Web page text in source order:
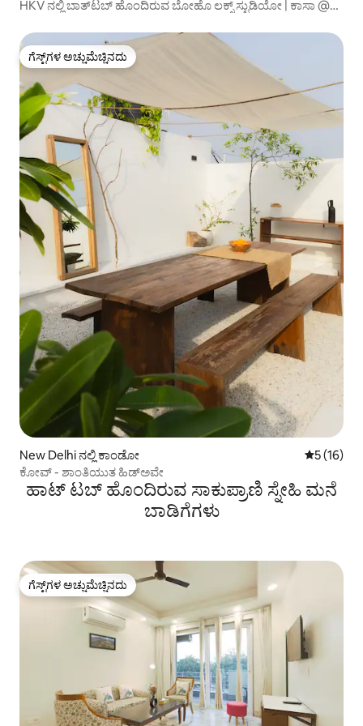
HKV ನಲ್ಲಿ ಬಾತ್‌ಟಬ್ ಹೊಂದಿರುವ ಬೋಹೊ ಲಕ್ಸ್ ಸ್ಟುಡಿಯೋ | ಕಾಸಾ @
ಗೆಸ್ಟ್‌ಗಳ ಅಚ್ಚುಮೆಚ್ಚಿನದು
ಗೆಸ್ಟ್‌ಗಳ ಅಚ್ಚುಮೆಚ್ಚಿನದು
New Delhi ನಲ್ಲಿ ಕಾಂಡೋ 5 ರಲ್ಲಿ 5
5 (16)
ಕೋವ್ - ಶಾಂತಿಯುತ ಹಿಡ್‌ಅವೇ
ಹಾಟ್ ಟಬ್ ಹೊಂದಿರುವ ಸಾಕುಪ್ರಾಣಿ ಸ್ನೇಹಿ ಮನೆ
ಬಾಡಿಗೆಗಳು
ಗೆಸ್ಟ್‌ಗಳ ಅಚ್ಚುಮೆಚ್ಚಿನದು
ಗೆಸ್ಟ್‌ಗಳ ಅಚ್ಚುಮೆಚ್ಚಿನದು